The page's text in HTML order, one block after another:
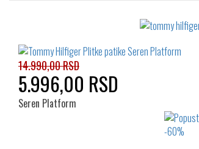
14.990,00 RSD
5.996,00 RSD
Seren Platform